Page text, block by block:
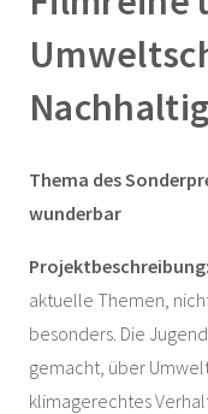
Thema des
wunderbar
Projektbeschreibung:
aktuelle Themen,
besonders. Die
gemacht, über
klimagerechtes